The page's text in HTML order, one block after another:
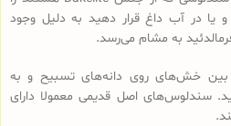
یا در آب داغ قرار دهید به دلیل وجود
به مشام می‌رسد.
بین خش‌های روی دانه‌های تسبیح و به
سندلوس‌های اصل قدیمی معمولا دارای